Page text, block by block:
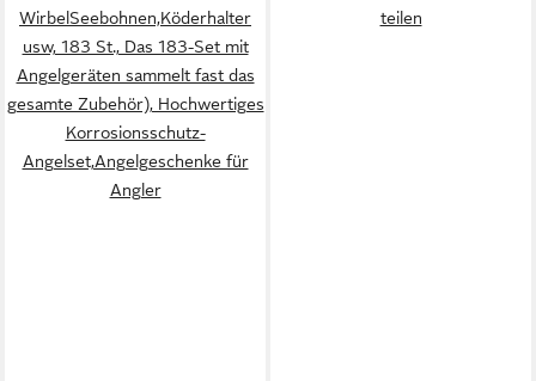
WirbelSeebohnen,Köderhalter
usw, 183 St., Das 183-Set mit
Angelgeräten sammelt fast das
gesamte Zubehör), Hochwertiges
Korrosionsschutz-
Angelset,Angelgeschenke für
Angler
teilen